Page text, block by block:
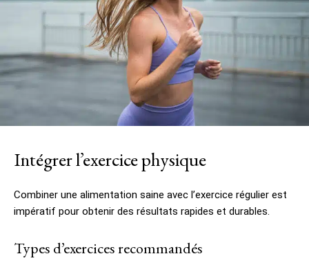
Intégrer l’exercice physique
Combiner une alimentation saine avec l’exercice régulier est
impératif pour obtenir des résultats rapides et durables.
Types d’exercices recommandés